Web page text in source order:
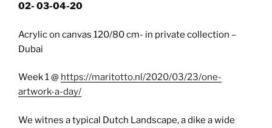
02- 03-04-20
Acrylic on canvas 120/80 cm- in private collection –
Dubai
Week 1 @ https://maritotto.nl/2020/03/23/one-
artwork-a-day/
We witnes a typical Dutch Landscape, a dike a wide